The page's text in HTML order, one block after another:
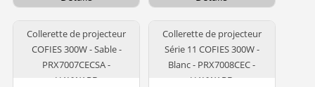
Collerette de projecteur
COFIES 300W - Sable -
PRX7007CECSA -
HAYWARD
Collerette de projecteur
Série 11 COFIES 300W -
Blanc - PRX7008CEC -
HAYWARD